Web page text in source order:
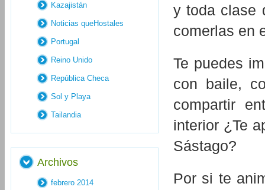
y toda clase
comerlas en
Te puedes
con baile,
compartir
interior ¿Te
Sástago?
Por si te
Kazajistán
Noticias queHostales
Portugal
Reino Unido
República Checa
Sol y Playa
Tailandia
Archivos
febrero 2014